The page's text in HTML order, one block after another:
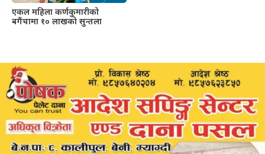
एकल महिला कर्णकुमारीको
बगैंचामा १० लाखको सुन्तला